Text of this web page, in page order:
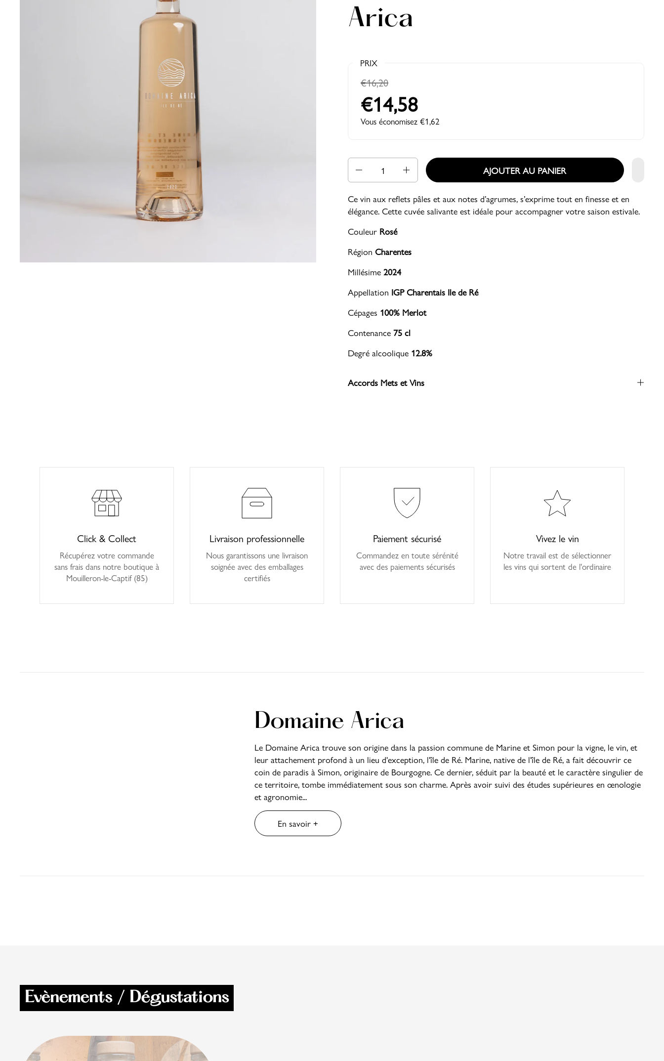
Arica
PRIX
€14,58
€16,20
Vous économisez €1,62
AJOUTER AU PANIER
Ce vin aux reflets pâles et aux notes d’agrumes, s’exprime tout en finesse et en
élégance. Cette cuvée salivante est idéale pour accompagner votre saison estivale.
Couleur Rosé
Région Charentes
Millésime 2024
Appellation IGP Charentais Ile de Ré
Cépages 100% Merlot
Contenance 75 cl
Degré alcoolique 12.8%
Accords Mets et Vins
Click & Collect
Récupérez votre commande
sans frais dans notre boutique à
Mouilleron-le-Captif (85)
Livraison professionnelle
Nous garantissons une livraison
soignée avec des emballages
certifiés
Paiement sécurisé
Commandez en toute sérénité
avec des paiements sécurisés
Vivez le vin
Notre travail est de sélectionner
les vins qui sortent de l'ordinaire
Domaine Arica
Le Domaine Arica trouve son origine dans la passion commune de Marine et Simon pour la vigne, le vin, et
leur attachement profond à un lieu d'exception, l'île de Ré. Marine, native de l'île de Ré, a fait découvrir ce
coin de paradis à Simon, originaire de Bourgogne. Ce dernier, séduit par la beauté et le caractère singulier de
ce territoire, tombe immédiatement sous son charme. Après avoir suivi des études supérieures en œnologie
et agronomie...
En savoir +
Evènements / Dégustations